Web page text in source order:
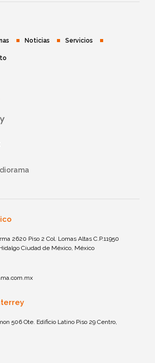
Noticias Servicios
2620 Piso 2 Col. Lomas Altas C.P.11950
Ciudad de México, México
506 Ote. Edificio Latino Piso 29 Centro,